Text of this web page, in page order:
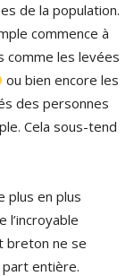
de la population.
commence à
comme les levées
ou bien encore les
des personnes
Cela sous-tend
plus en plus
l’incroyable
breton ne se
entière.